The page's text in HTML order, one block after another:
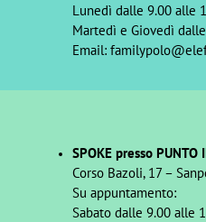
Lunedì dalle 9.00 alle
Martedì e Giovedì
Email:
SPOKE presso PUNTO
Corso Bazoli, 17 –
Su appuntamento:
Sabato dalle 9.00 alle